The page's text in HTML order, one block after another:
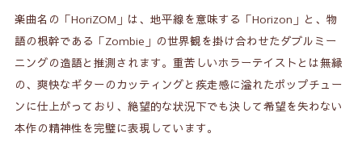
楽曲名の「HoriZOM」は、地平線を意味する「Horizon」と、物
語の根幹である「Zombie」の世界観を掛け合わせたダブルミー
ニングの造語と推測されます。重苦しいホラーテイストとは無縁
の、爽快なギターのカッティングと疾走感に溢れたポップチュー
ンに仕上がっており、絶望的な状況下でも決して希望を失わない
本作の精神性を完璧に表現しています。